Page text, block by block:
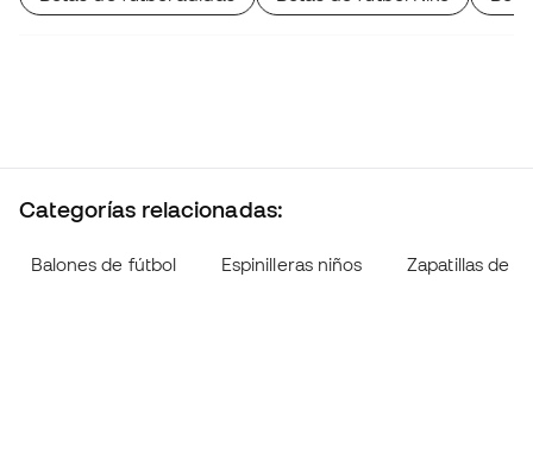
Categorías relacionadas:
Balones de fútbol Espinilleras niños Zapatillas de